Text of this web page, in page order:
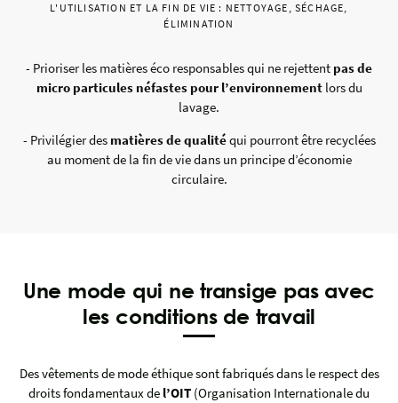
L'UTILISATION ET LA FIN DE VIE : NETTOYAGE, SÉCHAGE,
ÉLIMINATION
- Prioriser les matières éco responsables qui ne rejettent pas de
micro particules néfastes pour l’environnementlors du
lavage.
- Privilégier des matières de qualitéqui pourront être recyclées
au moment de la fin de vie dans un principe d’économie
circulaire.
Une mode qui ne transige pas avec
les conditions de travail
Des vêtements de mode éthique sont fabriqués dans le respect des
droits fondamentaux de l’OIT (Organisation Internationale du